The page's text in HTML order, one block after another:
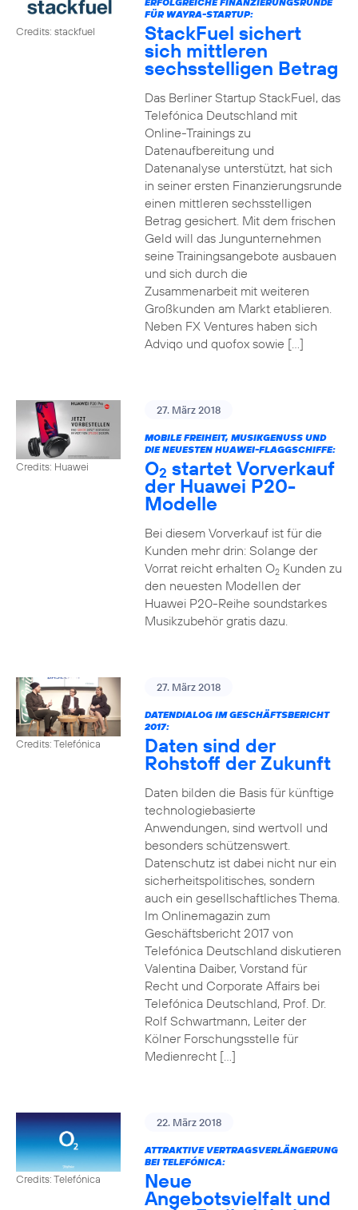
Credits: stackfuel
FÜR WAYRA-STARTUP:
StackFuel sichert
sich mittleren
sechsstelligen Betrag
Das Berliner Startup StackFuel, das
Telefónica Deutschland mit
Online-Trainings zu
Datenaufbereitung und
Datenanalyse unterstützt, hat sich
in seiner ersten Finanzierungsrunde
einen mittleren sechsstelligen
Betrag gesichert. Mit dem frischen
Geld will das Jungunternehmen
seine Trainingsangebote ausbauen
und sich durch die
Zusammenarbeit mit weiteren
Großkunden am Markt etablieren.
Neben FX Ventures haben sich
Adviqo und quofox sowie […]
Credits: Huawei
27. März 2018
MOBILE FREIHEIT, MUSIKGENUSS UND
DIE NEUESTEN HUAWEI-FLAGGSCHIFFE:
O2 startet Vorverkauf
der Huawei P20-
Modelle
Bei diesem Vorverkauf ist für die
Kunden mehr drin: Solange der
Vorrat reicht erhalten O2Kunden zu
den neuesten Modellen der
Huawei P20-Reihe soundstarkes
Musikzubehör gratis dazu.
Credits: Telefónica
27. März 2018
DATENDIALOG IM GESCHÄFTSBERICHT
2017:
Daten sind der
Rohstoff der Zukunft
Daten bilden die Basis für künftige
technologiebasierte
Anwendungen, sind wertvoll und
besonders schützenswert.
Datenschutz ist dabei nicht nur ein
sicherheitspolitisches, sondern
auch ein gesellschaftliches Thema.
Im Onlinemagazin zum
Geschäftsbericht 2017 von
Telefónica Deutschland diskutieren
Valentina Daiber, Vorstand für
Recht und Corporate Affairs bei
Telefónica Deutschland, Prof. Dr.
Rolf Schwartmann, Leiter der
Kölner Forschungsstelle für
Medienrecht […]
Credits: Telefónica
22. März 2018
ATTRAKTIVE VERTRAGSVERLÄNGERUNG
BEI TELEFÓNICA:
Neue
Angebotsvielfalt und